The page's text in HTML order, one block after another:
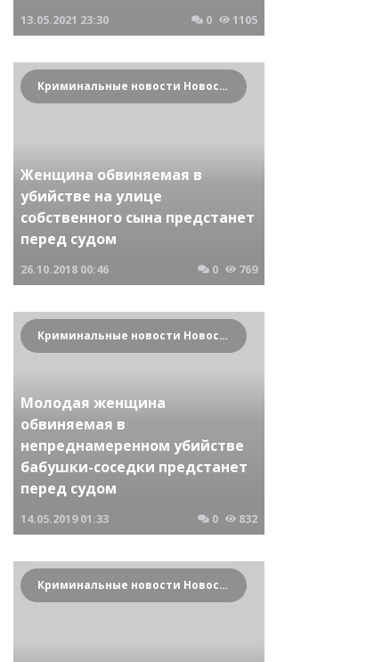
13.05.2021 23:30 0 1105
Криминальные новости Новосибирска и Сибирского региона
Женщина обвиняемая в
убийстве на улице
собственного сына предстанет
перед судом
26.10.2018 00:46 0 769
Криминальные новости Новосибирска и Сибирского региона
Молодая женщина
обвиняемая в
непреднамеренном убийстве
бабушки-соседки предстанет
перед судом
14.05.2019 01:33 0 832
Криминальные новости Новосибирска и Сибирского региона